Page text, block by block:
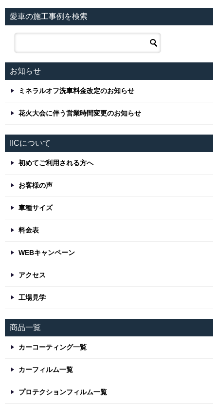
愛車の施工事例を検索
お知らせ
ミネラルオフ洗車料金改定のお知らせ
花火大会に伴う営業時間変更のお知らせ
IICについて
初めてご利用される方へ
お客様の声
車種サイズ
料金表
WEBキャンペーン
アクセス
工場見学
商品一覧
カーコーティング一覧
カーフィルム一覧
プロテクションフィルム一覧